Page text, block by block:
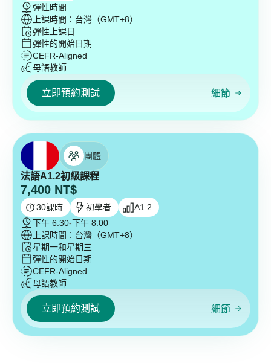
彈性時間
上課時間：台灣（GMT+8）
彈性上課日
彈性的開始日期
CEFR-Aligned
母語教師
立即預約測試 細節
團體
法語A1.2初級課程
7,400 NT$
30課時 初學者
A1.2
下午 6:30-下午 8:00
上課時間：台灣（GMT+8）
星期一和星期三
彈性的開始日期
CEFR-Aligned
母語教師
立即預約測試 細節